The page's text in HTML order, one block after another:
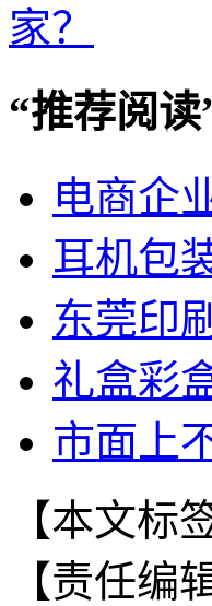
家？
“推荐阅读
电商企
耳机包
东莞印
礼盒彩
市面上
【本文标
【责任编